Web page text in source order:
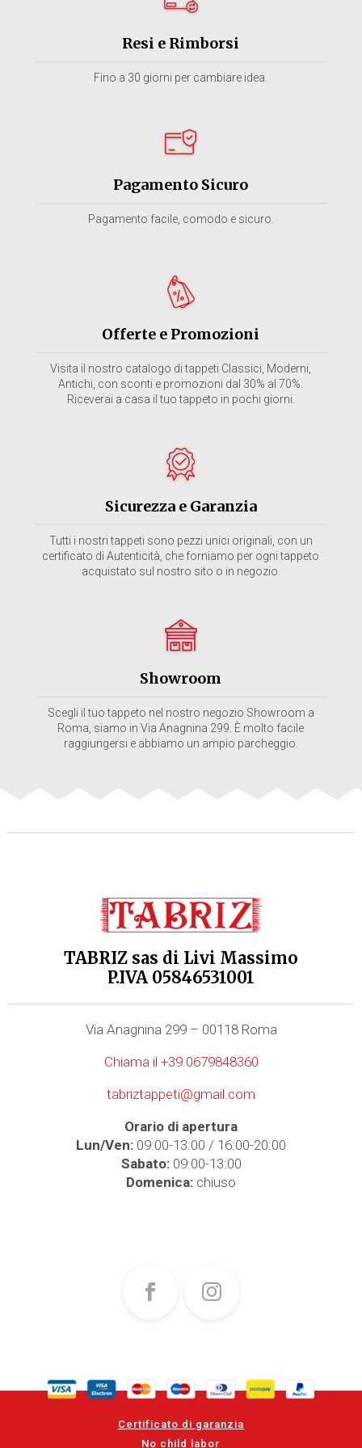
Resi e Rimborsi
Fino a 30 giorni per cambiare idea.
Pagamento Sicuro
Pagamento facile, comodo e sicuro.
Offerte e Promozioni
Visita il nostro catalogo di tappeti Classici, Moderni,
Antichi, con sconti e promozioni dal 30% al 70%.
Riceverai a casa il tuo tappeto in pochi giorni.
Sicurezza e Garanzia
Tutti i nostri tappeti sono pezzi unici originali, con un
certificato di Autenticità, che forniamo per ogni tappeto
acquistato sul nostro sito o in negozio.
Showroom
Scegli il tuo tappeto nel nostro negozio Showroom a
Roma, siamo in Via Anagnina 299. È molto facile
raggiungersi e abbiamo un ampio parcheggio.
TABRIZ sas di Livi Massimo
P.IVA 05846531001
Via Anagnina 299 – 00118 Roma
Chiama il +39.0679848360
tabriztappeti@gmail.com
Orario di apertura
Lun/Ven: 09:00-13:00 / 16:00-20:00
Sabato:09:00-13:00
Domenica: chiuso
Certificato di garanzia
No child labor